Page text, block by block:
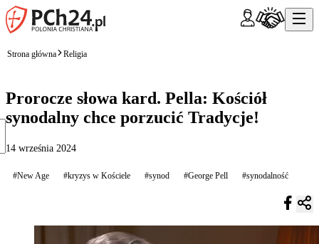
Strona główna Religia
Prorocze słowa kard. Pella: Kościół
synodalny chce porzucić Tradycje!
14 września 2024
#New Age #kryzys w Kościele #synod #George Pell #synodalność